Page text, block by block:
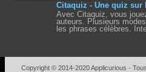
Citaquiz - Une quiz sur
Avec Citaquiz, vous
auteurs. Plusieurs
les phrases célèbres.
Copyright © 2014-2020Applicurious -